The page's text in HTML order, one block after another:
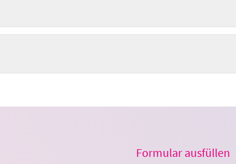
Formular ausfüllen